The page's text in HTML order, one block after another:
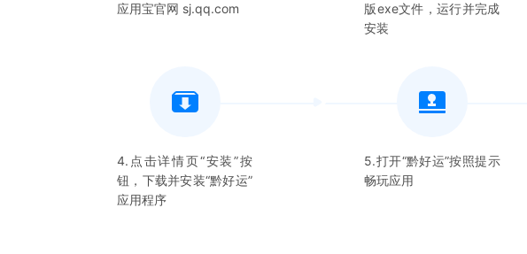
应用宝官网 sj.qq.com
版exe文件，运行并完成
安装
4.点击详情页“安装”按
钮，下载并安装“黔好运”
应用程序
5.打开“黔好运”按照提示
畅玩应用